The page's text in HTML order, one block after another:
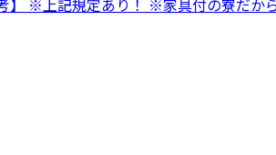
規定あり！ ※家具付の寮だから